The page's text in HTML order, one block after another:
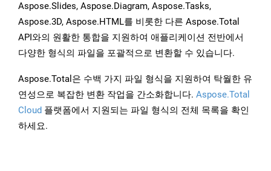
Aspose.Slides, Aspose.Diagram, Aspose.Tasks,
Aspose.3D, Aspose.HTML를 비롯한 다른 Aspose.Total
API와의 원활한 통합을 지원하여 애플리케이션 전반에서
다양한 형식의 파일을 포괄적으로 변환할 수 있습니다.
Aspose.Total은 수백 가지 파일 형식을 지원하여 탁월한 유
연성으로 복잡한 변환 작업을 간소화합니다. Aspose.Total
Cloud 플랫폼에서 지원되는 파일 형식의 전체 목록을 확인
하세요.